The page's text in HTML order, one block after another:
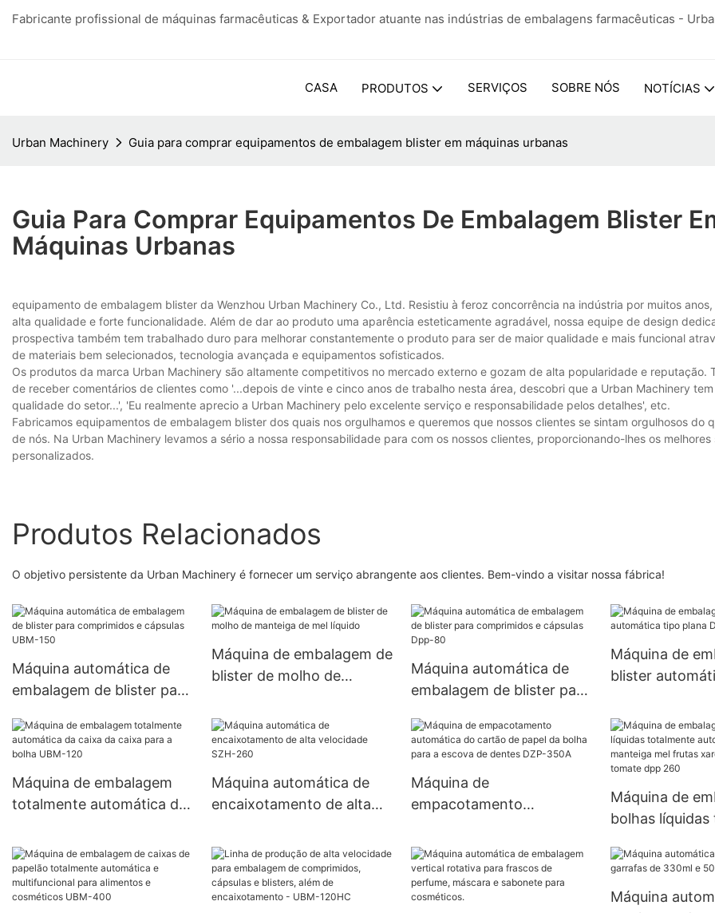
Fabricante profissional de máquinas farmacêuticas & Exportador atuante nas indústrias de embalagens farmacêuticas -
CASA PRODUTOS SERVIÇOS SOBRE NÓS NOTÍCIAS
Urban Machinery Guia para comprar equipamentos de embalagem blister em máquinas urbanas
Guia Para Comprar Equipamentos De Embalagem Blister
Máquinas Urbanas
equipamento de embalagem blister da Wenzhou Urban Machinery Co., Ltd. Resistiu à feroz concorrência na indústria por muitos
alta qualidade e forte funcionalidade. Além de dar ao produto uma aparência esteticamente agradável, nossa equipe de design
prospectiva também tem trabalhado duro para melhorar constantemente o produto para ser de maior qualidade e mais funcional
de materiais bem selecionados, tecnologia avançada e equipamentos sofisticados.
Os produtos da marca Urban Machinery são altamente competitivos no mercado externo e gozam de alta popularidade e reputação.
de receber comentários de clientes como '...depois de vinte e cinco anos de trabalho nesta área, descobri que a Urban Machinery tem
qualidade do setor...', 'Eu realmente aprecio a Urban Machinery pelo excelente serviço e responsabilidade pelos detalhes', etc.
Fabricamos equipamentos de embalagem blister dos quais nos orgulhamos e queremos que nossos clientes se sintam orgulhosos do
de nós. Na Urban Machinery levamos a sério a nossa responsabilidade para com os nossos clientes, proporcionando-lhes os melhores
personalizados.
Produtos Relacionados
O objetivo persistente da Urban Machinery é fornecer um serviço abrangente aos clientes. Bem-vindo a visitar nossa fábrica!
Máquina automática de
embalagem de blister para
UBM-150
Máquina de embalagem de
blister de molho de
Máquina automática de
embalagem de blister para
Dpp-80
Máquina de
blister
Máquina de embalagem
totalmente automática da
bolha UBM-120
Máquina automática de
encaixotamento de alta
Máquina de
empacotamento
papel da bolha para a
escova de dentes DZP-
350A
Máquina de
bolhas
manteiga mel
dpp 260
Máquina